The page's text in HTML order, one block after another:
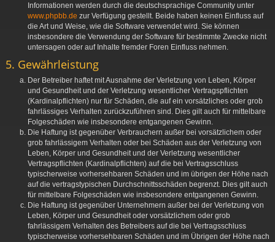
Informationen werden durch die deutschsprachige Community unter
www.phpbb.de zur Verfügung gestellt. Beide haben keinen Einfluss auf
die Art und Weise, wie die Software verwendet wird. Sie können
insbesondere die Verwendung der Software für bestimmte Zwecke nicht
untersagen oder auf Inhalte fremder Foren Einfluss nehmen.
5. Gewährleistung
Der Betreiber haftet mit Ausnahme der Verletzung von Leben, Körper
und Gesundheit und der Verletzung wesentlicher Vertragspflichten
(Kardinalpflichten) nur für Schäden, die auf ein vorsätzliches oder grob
fahrlässiges Verhalten zurückzuführen sind. Dies gilt auch für mittelbare
Folgeschäden wie insbesondere entgangenen Gewinn.
Die Haftung ist gegenüber Verbrauchern außer bei vorsätzlichem oder
grob fahrlässigem Verhalten oder bei Schäden aus der Verletzung von
Leben, Körper und Gesundheit und der Verletzung wesentlicher
Vertragspflichten (Kardinalpflichten) auf die bei Vertragsschluss
typischerweise vorhersehbaren Schäden und im übrigen der Höhe nach
auf die vertragstypischen Durchschnittsschäden begrenzt. Dies gilt auch
für mittelbare Folgeschäden wie insbesondere entgangenen Gewinn.
Die Haftung ist gegenüber Unternehmern außer bei der Verletzung von
Leben, Körper und Gesundheit oder vorsätzlichem oder grob
fahrlässigem Verhalten des Betreibers auf die bei Vertragsschluss
typischerweise vorhersehbaren Schäden und im Übrigen der Höhe nach